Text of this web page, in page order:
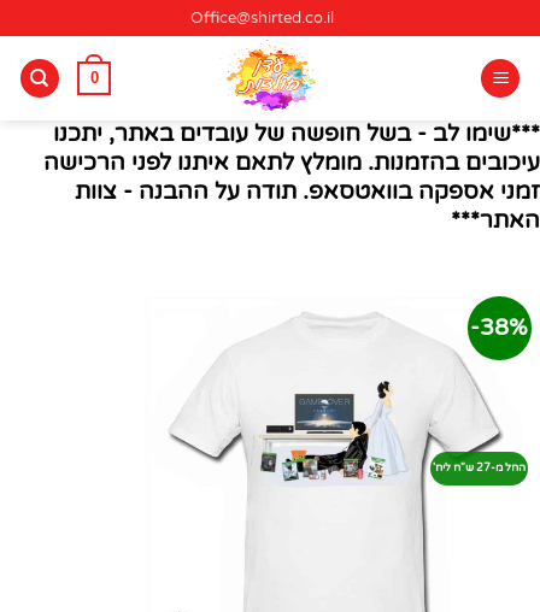
to
content
Office@shirted.co.il
0
***שימו לב - בשל חופשה של עובדים באתר, יתכנו
עיכובים בהזמנות. מומלץ לתאם איתנו לפני הרכישה
זמני אספקה בוואטסאפ. תודה על ההבנה - צוות
האתר***
38%-
החל מ-27 ש"ח ליח'